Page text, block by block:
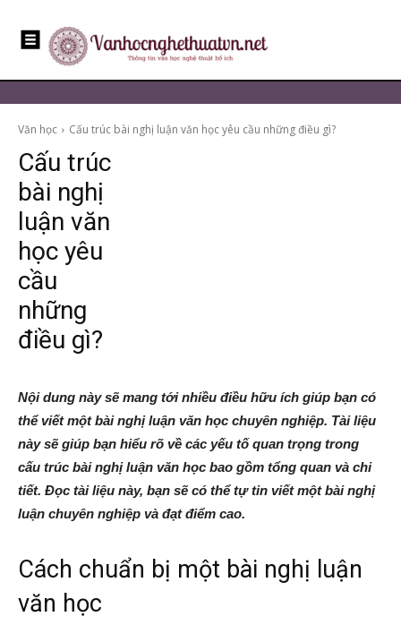
Văn học Cấu trúc bài nghị luận văn học yêu cầu những điều gì?
Cấu trúc
bài nghị
luận văn
học yêu
cầu
những
điều gì?
Nội dung này sẽ mang tới nhiều điều hữu ích giúp bạn có
thể viết một bài nghị luận văn học chuyên nghiệp. Tài liệu
này sẽ giúp bạn hiểu rõ về các yếu tố quan trọng trong
cấu trúc bài nghị luận văn học bao gồm tổng quan và chi
tiết. Đọc tài liệu này, bạn sẽ có thể tự tin viết một bài nghị
luận chuyên nghiệp và đạt điểm cao.
Cách chuẩn bị một bài nghị luận
văn học